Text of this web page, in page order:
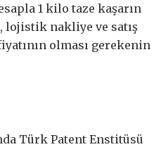
1 kilo taze kaşarın
lojistik nakliye ve satış
olması gerekenin
Türk Patent Enstitüsü